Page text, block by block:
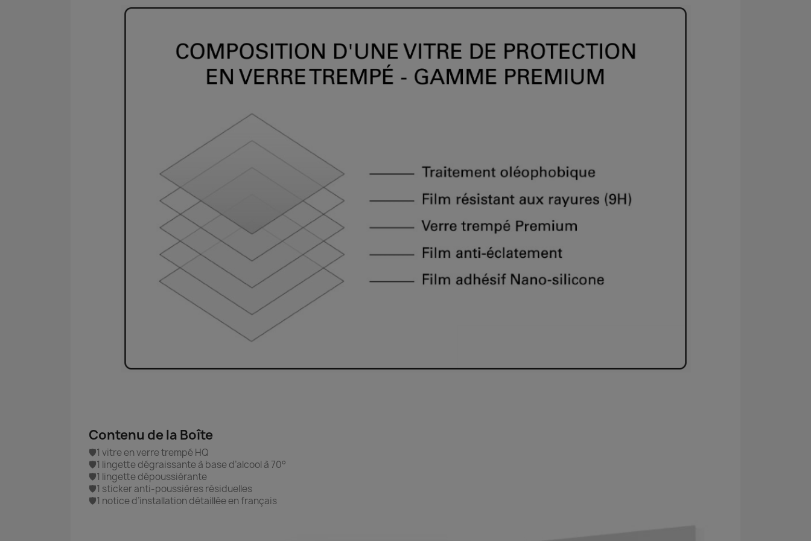
Contenu de la Boîte
🛡️1 vitre en verre trempé HQ
🛡️1 lingette dégraissante à base d’alcool à 70°
🛡️1 lingette dépoussiérante
🛡️1 sticker anti-poussières résiduelles
🛡️1 notice d’installation détaillée en français